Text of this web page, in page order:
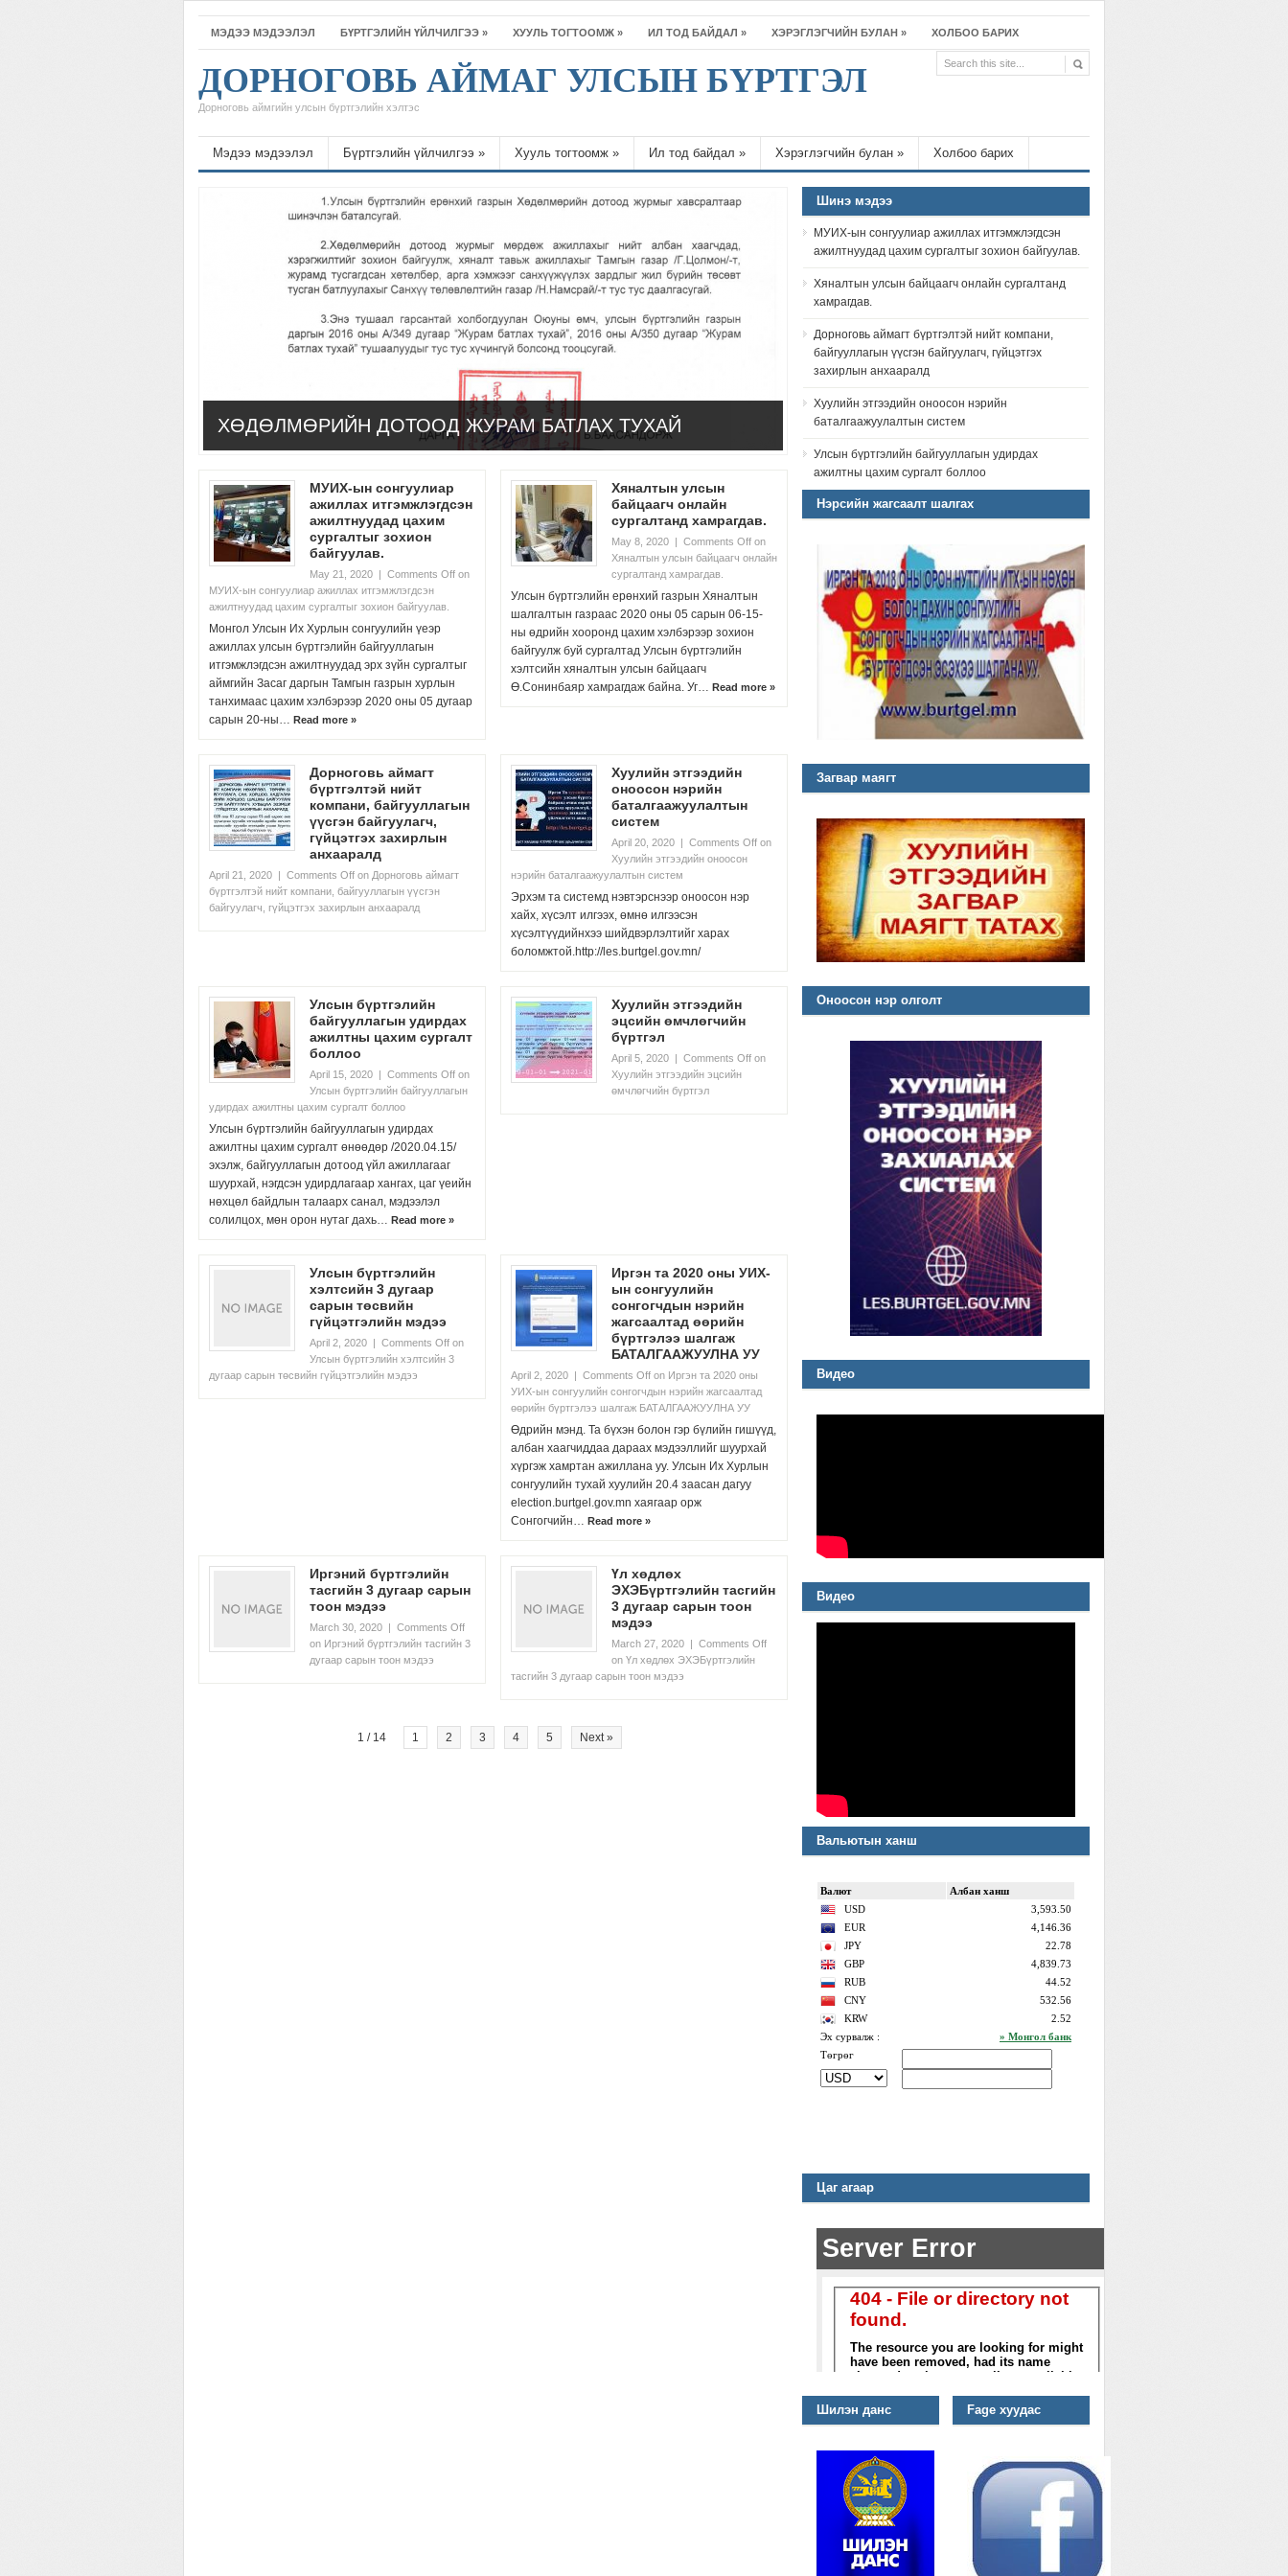
МЭДЭЭ МЭДЭЭЛЭЛ БҮРТГЭЛИЙН ҮЙЛЧИЛГЭЭ » ХУУЛЬ ТОГТООМЖ » ИЛ ТОД БАЙДАЛ » ХЭРЭГЛЭГЧИЙН БУЛАН » ХОЛБОО БАРИХ
ДОРНОГОВЬ АЙМАГ УЛСЫН БҮРТГЭЛ
Дорноговь аймгийн улсын бүртгэлийн хэлтэс
Мэдээ мэдээлэл Бүртгэлийн үйлчилгээ » Хууль тогтоомж » Ил тод байдал » Хэрэглэгчийн булан » Холбоо барих
ХӨДӨЛМӨРИЙН ДОТООД ЖУРАМ БАТЛАХ ТУХАЙ
МУИХ-ын сонгуулиар
ажиллах итгэмжлэгдсэн
ажилтнуудад цахим
сургалтыг зохион
байгуулав.
May 21, 2020 | Comments Off on
МУИХ-ын сонгуулиар ажиллах итгэмжлэгдсэн
ажилтнуудад цахим сургалтыг зохион байгуулав.
Монгол Улсын Их Хурлын сонгуулийн үеэр
ажиллах улсын бүртгэлийн байгууллагын
итгэмжлэгдсэн ажилтнуудад эрх зүйн сургалтыг
аймгийн Засаг даргын Тамгын газрын хурлын
танхимаас цахим хэлбэрээр 2020 оны 05 дугаар
сарын 20-ны… Read more »
Хяналтын улсын
байцаагч онлайн
сургалтанд хамрагдав.
May 8, 2020 | Comments Off on
Хяналтын улсын байцаагч онлайн
сургалтанд хамрагдав.
Улсын бүртгэлийн ерөнхий газрын Хяналтын
шалгалтын газраас 2020 оны 05 сарын 06-15-
ны өдрийн хооронд цахим хэлбэрээр зохион
байгуулж буй сургалтад Улсын бүртгэлийн
хэлтсийн хяналтын улсын байцаагч
Ө.Сонинбаяр хамрагдаж байна. Уг… Read more »
Дорноговь аймагт
бүртгэлтэй нийт
компани, байгууллагын
үүсгэн байгуулагч,
гүйцэтгэх захирлын
анхааралд
April 21, 2020 | Comments Off on Дорноговь аймагт
бүртгэлтэй нийт компани, байгууллагын үүсгэн
байгуулагч, гүйцэтгэх захирлын анхааралд
Хуулийн этгээдийн
оноосон нэрийн
баталгаажуулалтын
систем
April 20, 2020 | Comments Off on
Хуулийн этгээдийн оноосон
нэрийн баталгаажуулалтын систем
Эрхэм та системд нэвтэрснээр оноосон нэр
хайх, хүсэлт илгээх, өмнө илгээсэн
хүсэлтүүдийнхээ шийдвэрлэлтийг харах
боломжтой.http://les.burtgel.gov.mn/
Улсын бүртгэлийн
байгууллагын удирдах
ажилтны цахим сургалт
боллоо
April 15, 2020 | Comments Off on
Улсын бүртгэлийн байгууллагын
удирдах ажилтны цахим сургалт боллоо
Улсын бүртгэлийн байгууллагын удирдах
ажилтны цахим сургалт өнөөдөр /2020.04.15/
эхэлж, байгууллагын дотоод үйл ажиллагааг
шуурхай, нэгдсэн удирдлагаар хангах, цаг үеийн
нөхцөл байдлын талаарх санал, мэдээлэл
солилцох, мөн орон нутаг дахь… Read more »
Хуулийн этгээдийн
эцсийн өмчлөгчийн
бүртгэл
April 5, 2020 | Comments Off on
Хуулийн этгээдийн эцсийн
өмчлөгчийн бүртгэл
Улсын бүртгэлийн
хэлтсийн 3 дугаар
сарын төсвийн
гүйцэтгэлийн мэдээ
April 2, 2020 | Comments Off on
Улсын бүртгэлийн хэлтсийн 3
дугаар сарын төсвийн гүйцэтгэлийн мэдээ
Иргэн та 2020 оны УИХ-
ын сонгуулийн
сонгогчдын нэрийн
жагсаалтад өөрийн
бүртгэлээ шалгаж
БАТАЛГААЖУУЛНА УУ
April 2, 2020 | Comments Off on Иргэн та 2020 оны
УИХ-ын сонгуулийн сонгогчдын нэрийн жагсаалтад
өөрийн бүртгэлээ шалгаж БАТАЛГААЖУУЛНА УУ
Өдрийн мэнд. Та бүхэн болон гэр бүлийн гишүүд,
албан хаагчиддаа дараах мэдээллийг шуурхай
хүргэж хамртан ажиллана уу. Улсын Их Хурлын
сонгуулийн тухай хуулийн 20.4 заасан дагуу
election.burtgel.gov.mn хаягаар орж
Сонгогчийн… Read more »
Иргэний бүртгэлийн
тасгийн 3 дугаар сарын
тоон мэдээ
March 30, 2020 | Comments Off
on Иргэний бүртгэлийн тасгийн 3
дугаар сарын тоон мэдээ
Үл хөдлөх
ЭХЭБүртгэлийн тасгийн
3 дугаар сарын тоон
мэдээ
March 27, 2020 | Comments Off
on Үл хөдлөх ЭХЭБүртгэлийн
тасгийн 3 дугаар сарын тоон мэдээ
1 / 14 1 2 3 4 5 Next »
Шинэ мэдээ
МУИХ-ын сонгуулиар ажиллах итгэмжлэгдсэн
ажилтнуудад цахим сургалтыг зохион байгуулав.
Хяналтын улсын байцаагч онлайн сургалтанд
хамрагдав.
Дорноговь аймагт бүртгэлтэй нийт компани,
байгууллагын үүсгэн байгуулагч, гүйцэтгэх
захирлын анхааралд
Хуулийн этгээдийн оноосон нэрийн
баталгаажуулалтын систем
Улсын бүртгэлийн байгууллагын удирдах
ажилтны цахим сургалт боллоо
Нэрсийн жагсаалт шалгах
Загвар маягт
Оноосон нэр олголт
Видео
Видео
Вальютын ханш
Цаг агаар
Шилэн данс Fage хуудас